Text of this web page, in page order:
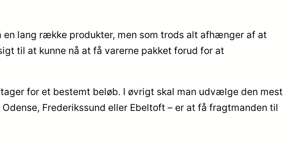
lang række produkter, men som trods alt afhænger af at
til at kunne nå at få varerne pakket forud for at
for et bestemt beløb. I øvrigt skal man udvælge den mest
Frederikssund eller Ebeltoft – er at få fragtmanden til